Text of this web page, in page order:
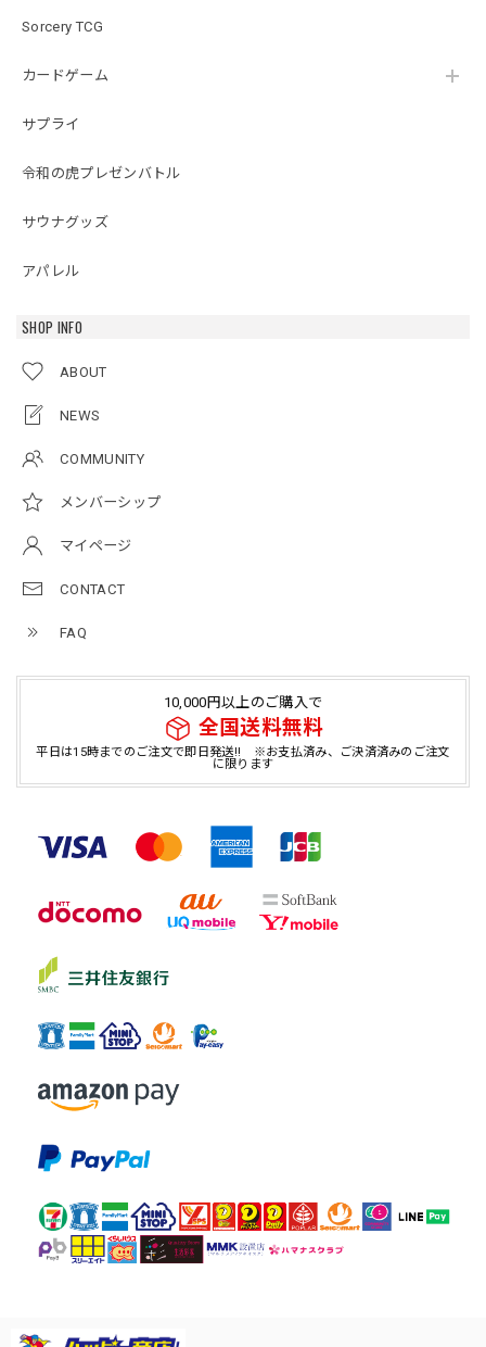
Sorcery TCG
カードゲーム
サプライ
令和の虎プレゼンバトル
サウナグッズ
アパレル
SHOP INFO
ABOUT
NEWS
COMMUNITY
メンバーシップ
マイページ
CONTACT
FAQ
10,000円以上のご購入で
全国送料無料
平日は15時までのご注文で即日発送!! ※お支払済み、ご決済済みのご注文
に限ります